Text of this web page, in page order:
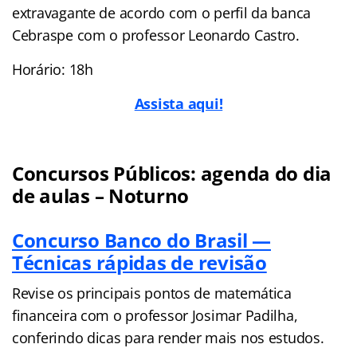
extravagante de acordo com o perfil da banca
Cebraspe com o professor Leonardo Castro.
Horário: 18h
Assista aqui!
Concursos Públicos: agenda do dia
de aulas – Noturno
Concurso Banco do Brasil —
Técnicas rápidas de revisão
Revise os principais pontos de matemática
financeira com o professor Josimar Padilha,
conferindo dicas para render mais nos estudos.